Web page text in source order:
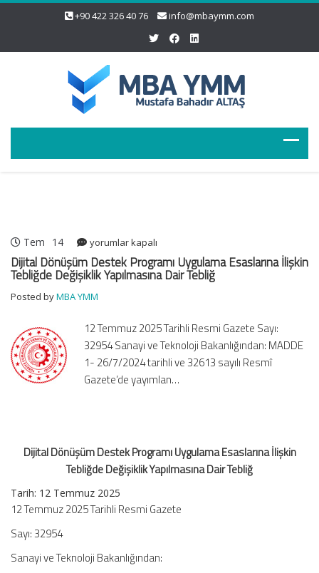
+90 422 326 40 76 info@mbaymm.com
Tem 14
Dijital
Dönüşüm
Destek
Programı
Uygulama
İlişkin
Tebliğde
Değişiklik
Yapılmasına
yorumlar kapalı
Dijital Dönüşüm Destek Programı Uygulama Esaslarına İlişkin
Tebliğde Değişiklik Yapılmasına Dair Tebliğ
Posted byMBA YMM
12 Temmuz 2025 Tarihli Resmi Gazete Sayı:
32954 Sanayi ve Teknoloji Bakanlığından: MADDE
1- 26/7/2024 tarihli ve 32613 sayılı Resmî
Gazete’de yayımlan…
Dijital Dönüşüm Destek Programı Uygulama Esaslarına İlişkin
Tebliğde Değişiklik Yapılmasına Dair Tebliğ
Tarih: 12 Temmuz 2025
12 Temmuz 2025 Tarihli Resmi Gazete
Sayı: 32954
Sanayi ve Teknoloji Bakanlığından: